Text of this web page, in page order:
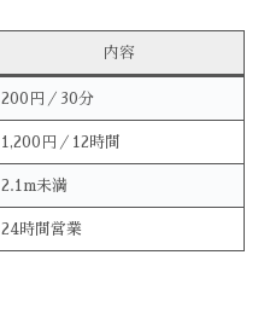
内容
200円／30分
1,200円／12時間
2.1m未満
24時間営業